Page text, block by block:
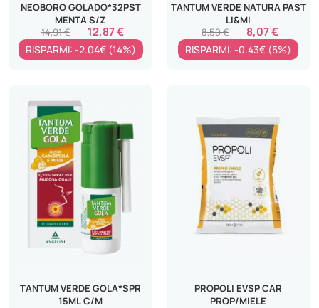
NEOBORO GOLADO*32PST
MENTA S/Z
12,87 €
14,91 €
RISPARMI: -2.04€ (14%)
TANTUM VERDE NATURA PAST
LI&MI
8,07 €
8,50 €
RISPARMI: -0.43€ (5%)
TANTUM VERDE GOLA*SPR
15ML C/M
PROPOLI EVSP CAR
PROP/MIELE